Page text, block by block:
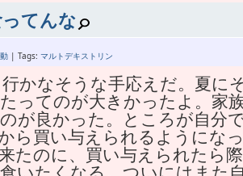
てんな
| Tags: マルトデキストリン
かなそうな手応えだ。夏に
ってのが大きかったよ。家
が良かった。ところが自分
ら買い与えられるようにな
たのに、買い与えられたら